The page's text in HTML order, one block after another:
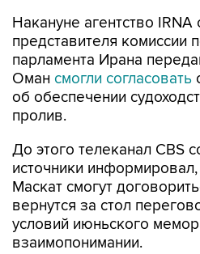
Накануне агентство IRNA
представителя комиссии
парламента Ирана
Оман смогли согласовать
об обеспечении
пролив.
До этого телеканал CBS
источники
Маскат смогут
вернутся за стол
условий июньского
взаимопонимании.